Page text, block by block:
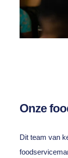
Onze
Dit team van